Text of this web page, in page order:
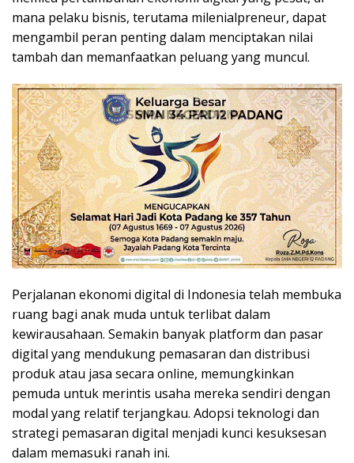
mana pelaku bisnis, terutama milenialpreneur, dapat
mengambil peran penting dalam menciptakan nilai
tambah dan memanfaatkan peluang yang muncul.
Perjalanan ekonomi digital di Indonesia telah membuka
ruang bagi anak muda untuk terlibat dalam
kewirausahaan. Semakin banyak platform dan pasar
digital yang mendukung pemasaran dan distribusi
produk atau jasa secara online, memungkinkan
pemuda untuk merintis usaha mereka sendiri dengan
modal yang relatif terjangkau. Adopsi teknologi dan
strategi pemasaran digital menjadi kunci kesuksesan
dalam memasuki ranah ini.